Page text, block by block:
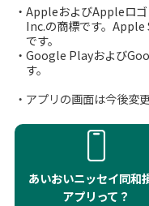
・AppleおよびAppleロ
Inc.の商標です。
です。
・Google Playおよび
す。
・アプリの画面は今後変
あいおいニッセイ同和
アプリって？